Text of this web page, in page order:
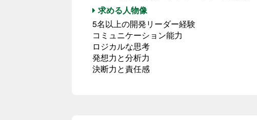
求める人物像
5名以上の開発リーダー経験
コミュニケーション能力
ロジカルな思考
発想力と分析力
決断力と責任感